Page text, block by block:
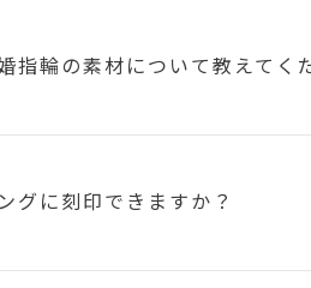
指輪の素材について教えてく
グに刻印できますか？